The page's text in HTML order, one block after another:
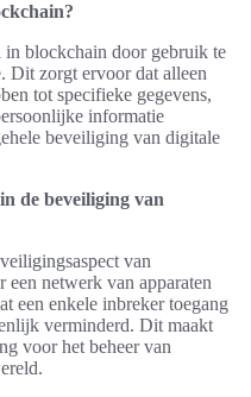
in blockchain door gebruik te
Dit zorgt ervoor dat alleen
tot specifieke gegevens,
informatie
beveiliging van digitale
de beveiliging van
van
netwerk van apparaten
een enkele inbreker toegang
verminderd. Dit maakt
voor het beheer van